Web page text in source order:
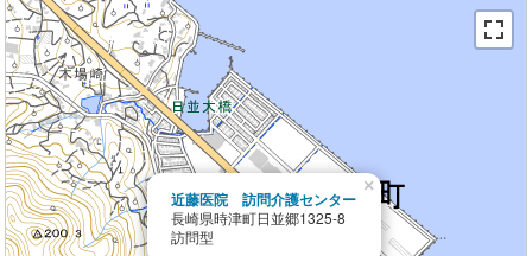
近藤医院 訪問介護センター
長崎県時津町日並郷1325-8
訪問型
×